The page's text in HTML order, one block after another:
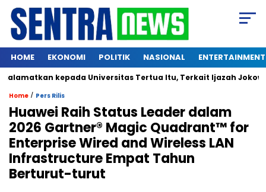
HOME EKONOMI POLITIK NASIONAL ENTERTAINMENT
kepada Universitas Tertua Itu, Terkait Ijazah Jokowi
Home / Pers Rilis
Huawei Raih Status Leader dalam
2026 Gartner® Magic Quadrant™ for
Enterprise Wired and Wireless LAN
Infrastructure Empat Tahun
Berturut-turut